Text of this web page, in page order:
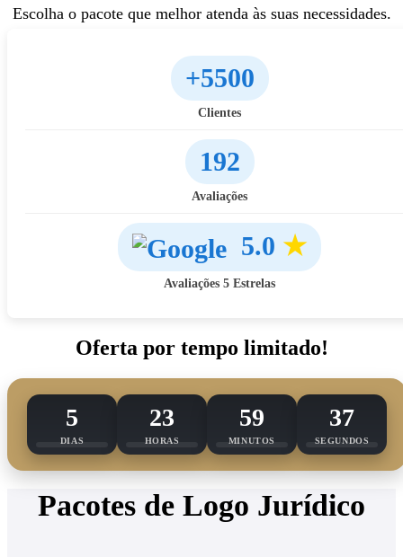
Escolha o pacote que melhor atenda às suas necessidades.
+5500
Clientes
192
Avaliações
5.0 ★
Avaliações 5 Estrelas
Oferta por tempo limitado!
5
DIAS
23
HORAS
59
MINUTOS
36
SEGUNDOS
Pacotes de Logo Jurídico